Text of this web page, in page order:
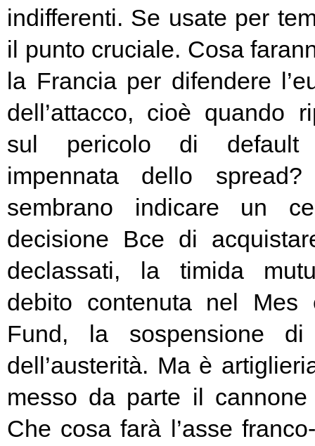
indifferenti. Se usate per
il punto cruciale. Cosa
la Francia per difendere
dell’attacco, cioè quando
sul pericolo di default
impennata dello
sembrano indicare un
decisione Bce di
declassati, la timida
debito contenuta nel Mes
Fund, la sospensione di
dell’austerità. Ma è
messo da parte il
Che cosa farà l’asse